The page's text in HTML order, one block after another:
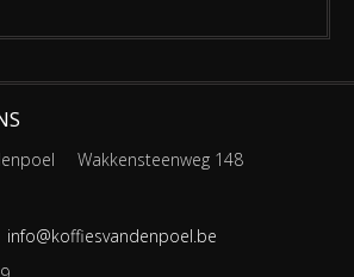
Wakkensteenweg 148
info@koffiesvandenpoel.be